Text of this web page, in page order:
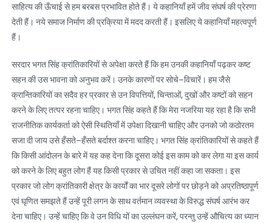
साहित्य की ऊँचाई से हम बरबस प्रभावित होते हैं। ये कहानियाँ हमें जीव संघर्ष की प्रेरणा
देती हैं। नये समाज निर्माण की प्रक्रिया में मदद करती हैं। इसलिए ये कहानियाँ महत्वपूर्ण
हैं।
सरदार भगत सिंह क्रांतिकारियों से अपेक्षा करते हैं कि हम उनकी कहानियाँ पढ़कर कष्ट
सहन की उस भावना को अनुभव करें। उनके कारणों पर सोचे–विचारें। हम जैसे
क्रान्तिकारियों का सदैव हर प्रकार से उन विपत्तियों, चिन्ताओं, दुखों और कष्टों को सहन
करने के लिए तत्पर रहना चाहिए। भगत सिंह कहते हैं कि मेरा नजरिया यह रहा है कि सभी
राजनीतिक कार्यकर्ता को ऐसी स्थितियाँ में उपेक्षा दिखानी चाहिए और उनको जो कठोरतम
सजा दी जाय उसे हँसते–हँसते बर्दाश्त करना चाहिए। भगत सिंह क्रांतिकारियों से कहते हैं
कि किसी आंदोलन के बारे में यह कह देना कि दूसरा कोई इस काम को कर लेगा या इस कार्य
को करने के लिए बहुत लोग हैं यह किसी प्रकार से उचित नहीं कहा जा सकता। इस
प्रकार जो लोग क्रांतिकारी क्षेत्र के कार्यों का भार दूसरे लोगों पर छोड़ने को अप्रतिष्ठापूर्ण
एवं घृणित समझते हैं उन्हें पूरी लगन के साथ वर्तमान व्यवस्था के विरुद्ध संघर्ष आरंभ कर
देना चाहिए। उन्हें चाहिए कि वे उन विधि यों का उल्लंघन करें, परन्तु उन्हें औचित्य का ध्यान